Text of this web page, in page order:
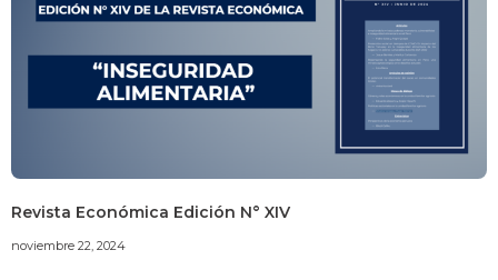
Revista Económica Edición N° XIV
noviembre 22, 2024